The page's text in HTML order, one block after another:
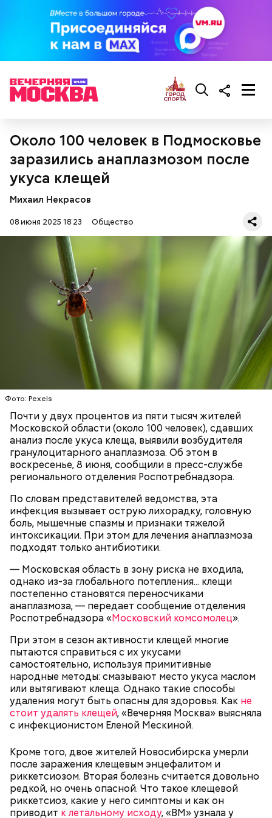
Около 100 человек в Подмосковье
заразились анаплазмозом после
укуса клещей
Михаил Некрасов
08 июня 2025 18:23 Общество
Фото: Pexels
Почти у двух процентов из пяти тысяч жителей
Московской области (около 100 человек), сдавших
анализ после укуса клеща, выявили возбудителя
гранулоцитарного анаплазмоза. Об этом в
воскресенье, 8 июня, сообщили в пресс-службе
регионального отделения Роспотребнадзора.
По словам представителей ведомства, эта
инфекция вызывает острую лихорадку, головную
боль, мышечные спазмы и признаки тяжелой
интоксикации. При этом для лечения анаплазмоза
подходят только антибиотики.
— Московская область в зону риска не входила,
однако из-за глобального потепления... клещи
постепенно становятся переносчиками
анаплазмоза, — передает сообщение отделения
Роспотребнадзора «Московский комсомолец».
При этом в сезон активности клещей многие
пытаются справиться с их укусами
самостоятельно, используя примитивные
народные методы: смазывают место укуса маслом
или вытягивают клеща. Однако такие способы
удаления могут быть опасны для здоровья. Как не
стоит удалять клещей, «Вечерняя Москва» выясняла
с инфекционистом Еленой Мескиной.
Кроме того, двое жителей Новосибирска умерли
после заражения клещевым энцефалитом и
риккетсиозом. Вторая болезнь считается довольно
редкой, но очень опасной. Что такое клещевой
риккетсиоз, какие у него симптомы и как он
приводит к летальному исходу, «ВМ» узнала у
— Кабачки, порезанные кубиками, нужно легко
обжарить на сковороде. К ним добавляются зелень
петрушки, чеснок, соль и оливковое масло.
Получается очень вкусно, — поделился рецептом
Спагетти из кабачков
Ингредиенты:
брынза;
растительное масло;
представлен фруктозой. С одной стороны — это
хорошо, потому что дает энергию. Но важно
помнить, что сладкими дынями не нужно сильно
увлекаться, так же как и арбузами, людям с
сахарным диабетом и лишним весом, —
подчеркнула доктор.
Терапевт Кондрахин назвал
продукты и напитки, которые
выводят токсины из организма
Ранние плоды, по словам врача, лучше не есть:
беременным, кормящим женщинам;
пожилым;
детям.
нитратов, которое вызовет головокружение,
гипоксию и ухудшение физического состояния, —
предостерегла Соломатина.
Чистит сосуды и защищает от